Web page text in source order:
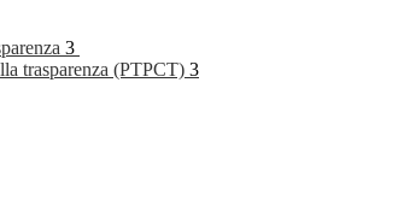
3
trasparenza (PTPCT) 3